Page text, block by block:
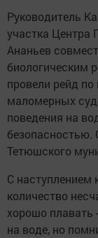
Руководитель
участка
Ананьев
биологическим
провели рейд
маломерных
поведения на
безопасностью.
Тетюшского
С наступлением
количество
хорошо плавать
на воде, но